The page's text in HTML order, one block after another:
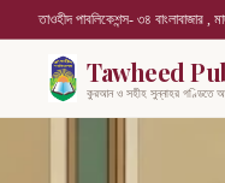
তাওহীদ পাবলিকেশন্স- ৩৪ বাংলাবাজার ,
Tawheed
কুরআন ও সহীহ সুন্নাহর গণ্ডিতে